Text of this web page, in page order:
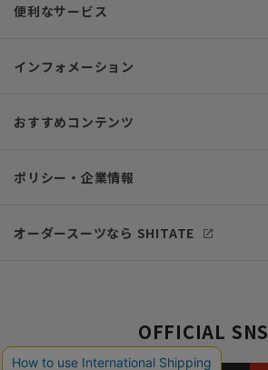
便利なサービス
インフォメーション
おすすめコンテンツ
ポリシー・企業情報
オーダースーツなら SHITATE
OFFICIAL SNS